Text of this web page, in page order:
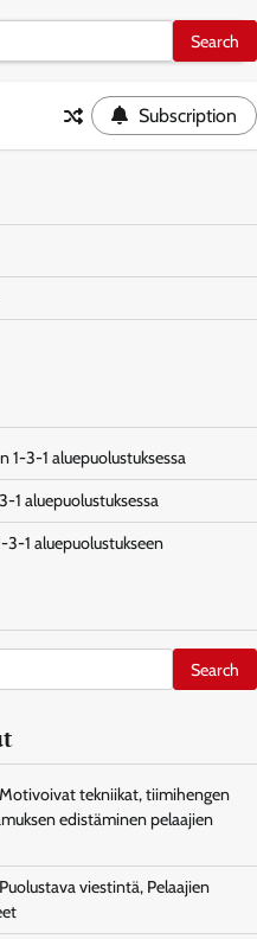
Subscription
1-3-1 aluepuolustuksessa
1 aluepuolustuksessa
3-1 aluepuolustukseen
tekniikat, tiimihengen
edistäminen pelaajien
viestintä, Pelaajien